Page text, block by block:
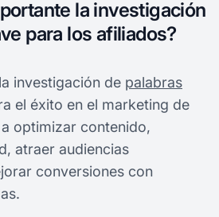
la investigación
para los afiliados?
investigación de palabras
el éxito en el marketing de
optimizar contenido,
atraer audiencias
conversiones con